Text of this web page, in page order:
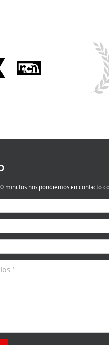
minutos nos pondremos en contacto